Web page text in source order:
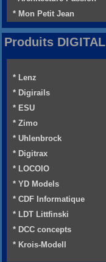
* Mon Petit Jean
Produits DIGITAL
* Lenz
* Digirails
* ESU
* Zimo
* Uhlenbrock
* Digitrax
* LOCOIO
* YD Models
* CDF Informatique
* LDT Littfinski
* DCC concepts
* Krois-Modell